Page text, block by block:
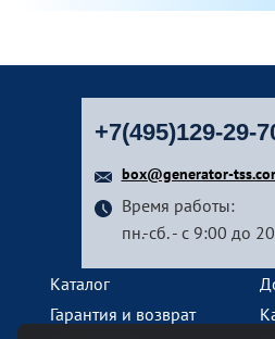
+7(495)129-29-
box@generator-
Время работы:
пн.-сб. - с 9:00 до
Каталог
Гарантия и возврат